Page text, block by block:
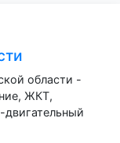
области -
ЖКТ,